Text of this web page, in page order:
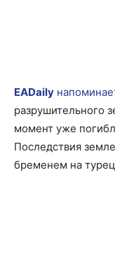
EADaily
разрушительного
момент уже
Последствия
бременем на